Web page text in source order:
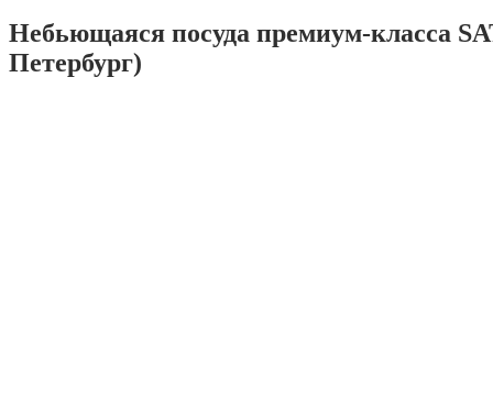
Небьющаяся посуда премиум-класса
Петербург)